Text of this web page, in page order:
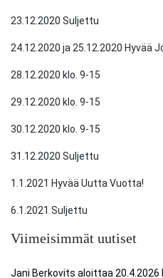
23.12.2020 Suljettu
24.12.2020 ja 25.12.2020 Hyvää
28.12.2020 klo. 9-15
29.12.2020 klo. 9-15
30.12.2020 klo. 9-15
31.12.2020 Suljettu
1.1.2021 Hyvää Uutta Vuotta!
6.1.2021 Suljettu
Viimeisimmät uutiset
Jani Berkovits aloittaa 20.4.2026